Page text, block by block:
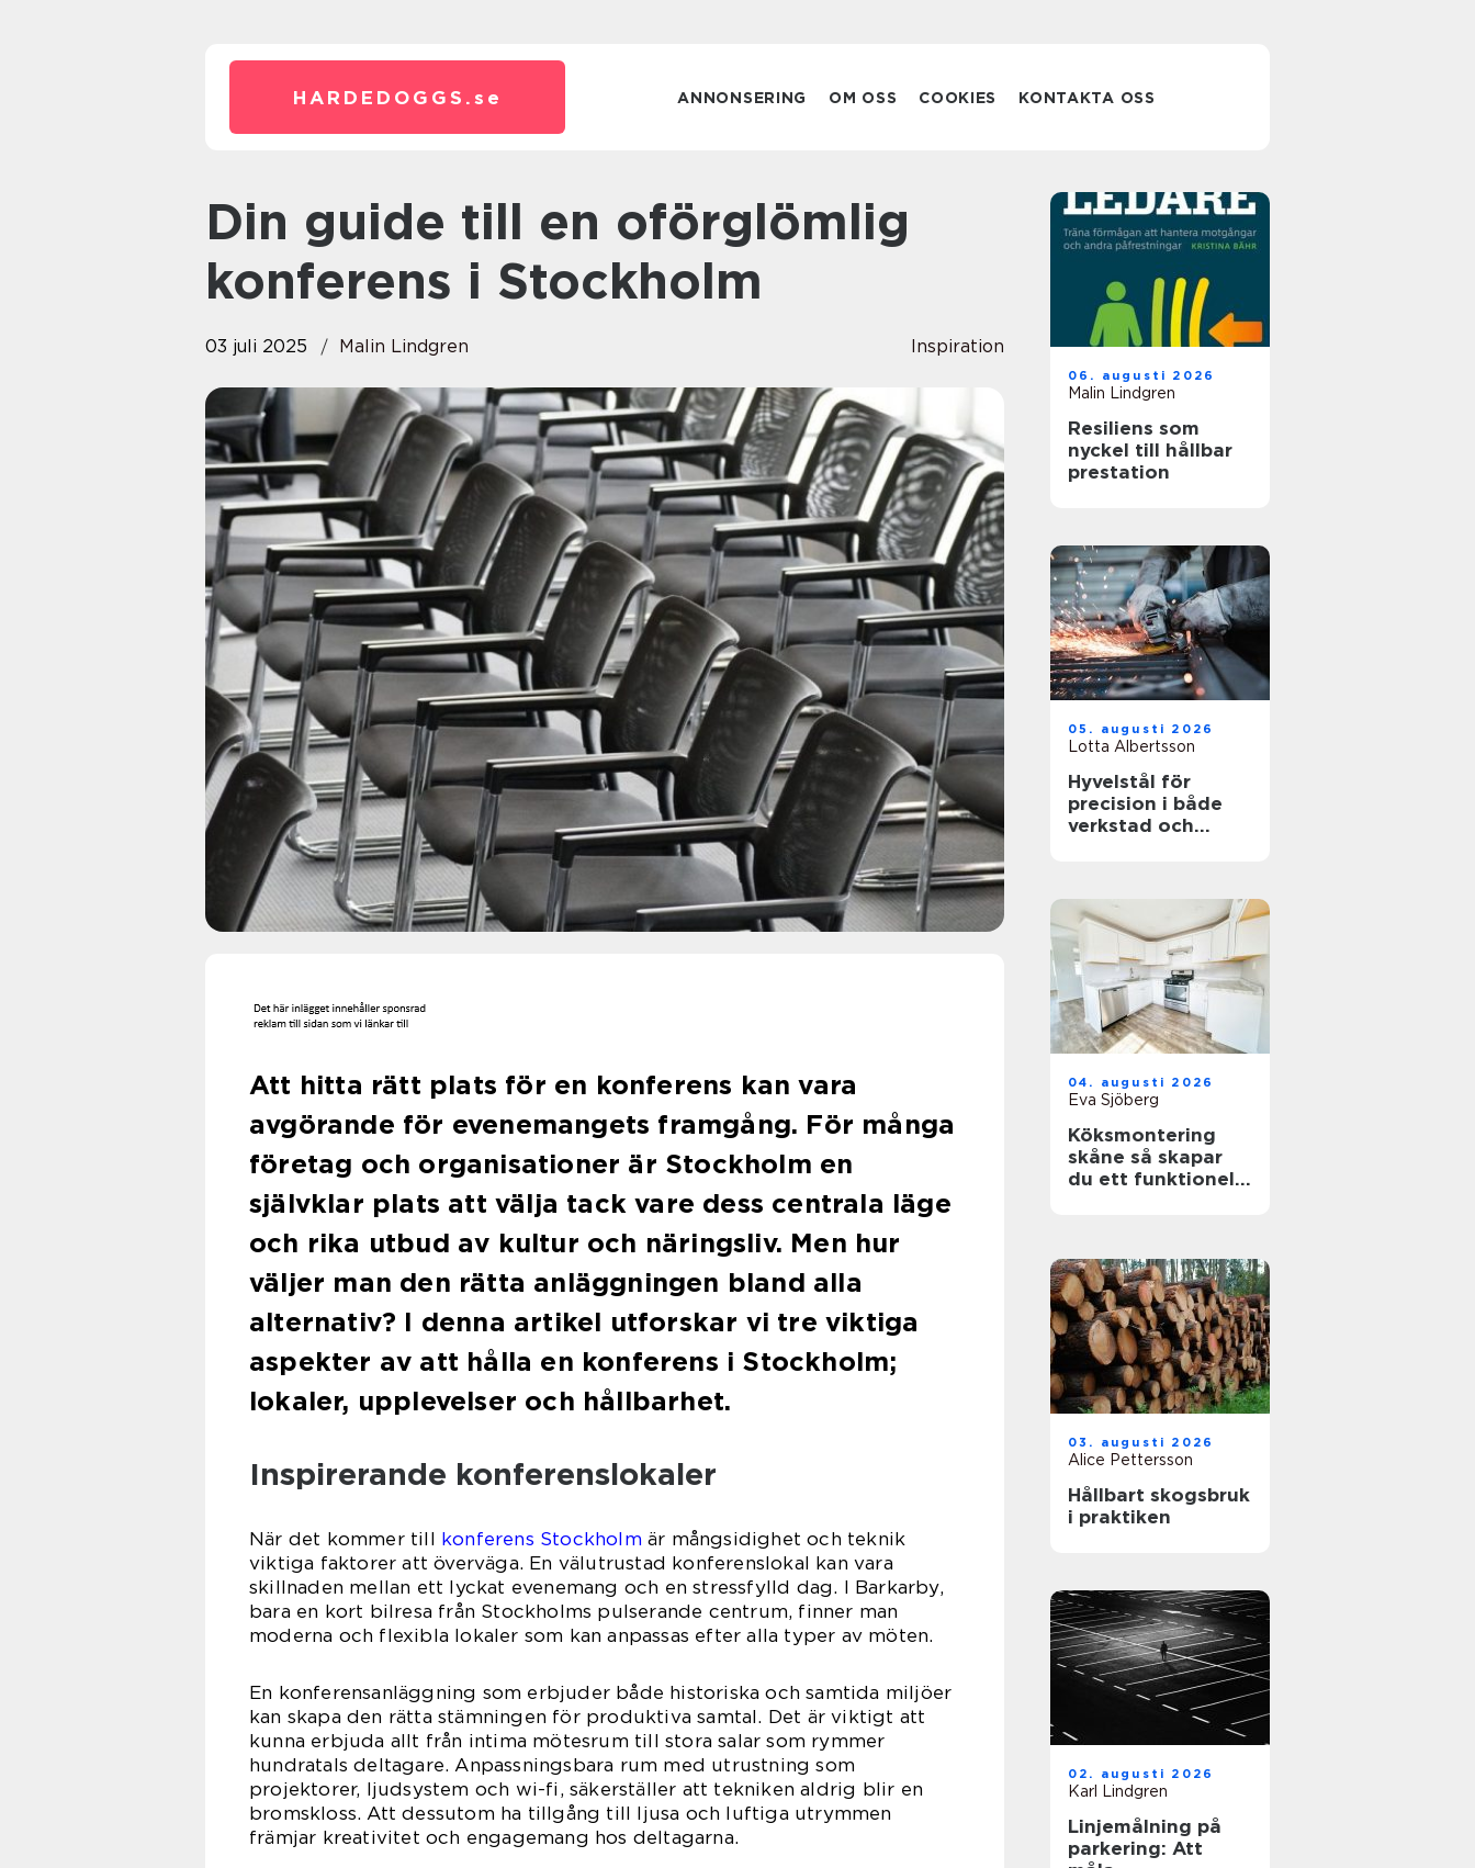
HARDEDOGGS. se ANNONSERING OM OSS COOKIES KONTAKTA OSS
Din guide till en oförglömlig
konferens i Stockholm
03 juli 2025 Malin Lindgren Inspiration
Att hitta rätt plats för en konferens kan vara
avgörande för evenemangets framgång. För många
företag och organisationer är Stockholm en
självklar plats att välja tack vare dess centrala läge
och rika utbud av kultur och näringsliv. Men hur
väljer man den rätta anläggningen bland alla
alternativ? I denna artikel utforskar vi tre viktiga
aspekter av att hålla en konferens i Stockholm;
lokaler, upplevelser och hållbarhet.
Inspirerande konferenslokaler
När det kommer till konferens Stockholm är mångsidighet och teknik
viktiga faktorer att överväga. En välutrustad konferenslokal kan vara
skillnaden mellan ett lyckat evenemang och en stressfylld dag. I Barkarby,
bara en kort bilresa från Stockholms pulserande centrum, finner man
moderna och flexibla lokaler som kan anpassas efter alla typer av möten.
En konferensanläggning som erbjuder både historiska och samtida miljöer
kan skapa den rätta stämningen för produktiva samtal. Det är viktigt att
kunna erbjuda allt från intima mötesrum till stora salar som rymmer
hundratals deltagare. Anpassningsbara rum med utrustning som
projektorer, ljudsystem och wi-fi, säkerställer att tekniken aldrig blir en
bromskloss. Att dessutom ha tillgång till ljusa och luftiga utrymmen
främjar kreativitet och engagemang hos deltagarna.
06. augusti 2026
Malin Lindgren
Resiliens som
nyckel till hållbar
prestation
05. augusti 2026
Lotta Albertsson
Hyvelstål för
precision i både
verkstad och
04. augusti 2026
Eva Sjöberg
Köksmontering
skåne så skapar
du ett funktionellt
03. augusti 2026
Alice Pettersson
Hållbart skogsbruk
i praktiken
02. augusti 2026
Karl Lindgren
Linjemålning på
parkering: Att